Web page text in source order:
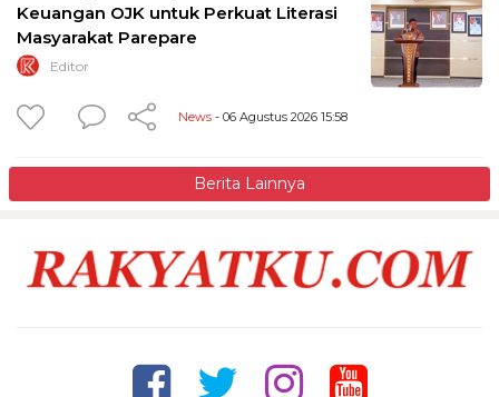
Keuangan OJK untuk Perkuat Literasi
Masyarakat Parepare
Editor
News - 06 Agustus 2026 15:58
Berita Lainnya